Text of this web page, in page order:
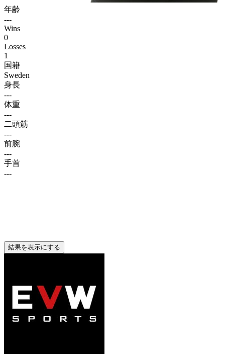
年齢
---
Wins
0
Losses
1
国籍
Sweden
身長
---
体重
---
二頭筋
---
前腕
---
手首
---
結果を表示にする